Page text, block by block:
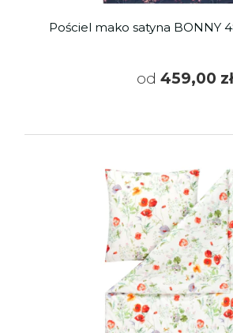
Pościel mako satyna BONNY
od 459,00 zł